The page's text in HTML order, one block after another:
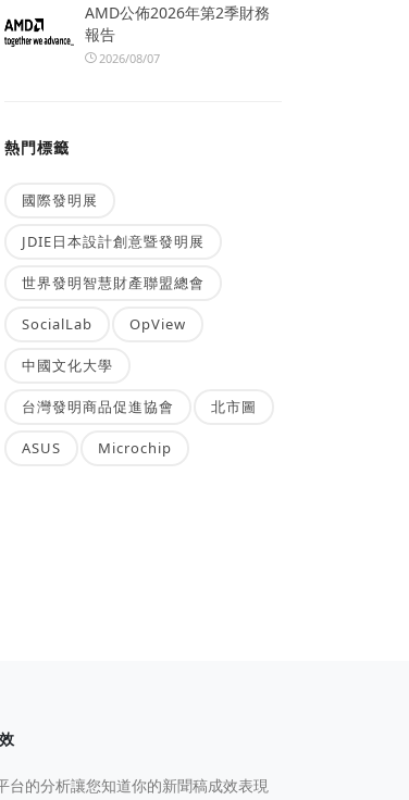
AMD公佈2026年第2季財務
報告
2026/08/07
熱門標籤
國際發明展
JDIE日本設計創意暨發明展
世界發明智慧財產聯盟總會
SocialLab OpView
中國文化大學
台灣發明商品促進協會 北市圖
ASUS Microchip
台的分析讓您知道你的新聞稿成效表現